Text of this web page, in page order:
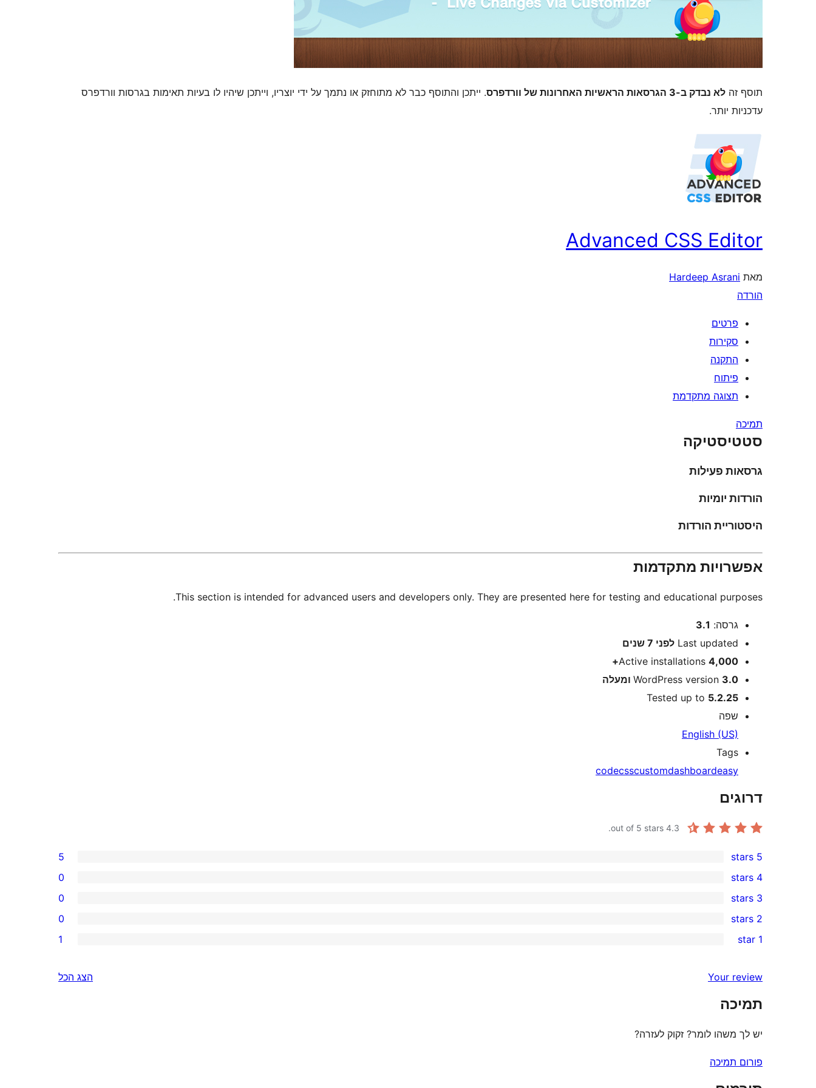
תוסף זה לא נבדק ב-3 הגרסאות הראשיות האחרונות של וורדפרס
. ייתכן והתוסף כבר לא מתוחזק או נתמך על ידי יוצריו, וייתכן שיהיו לו בעיות תאימות בגרסות וורדפרס
עדכניות יותר.
Advanced CSS Editor
מאת Hardeep Asrani
הורדה
פרטים
סקירות
התקנה
פיתוח
תצוגה מתקדמת
תמיכה
סטטיסטיקה
גרסאות פעילות
הורדות יומיות
היסטוריית הורדות
אפשרויות מתקדמות
This section is intended for advanced users and developers only. They are presented here for testing and educational purposes.
מטאגרסה: 3.1
Last updated לפני 7 שנים
Active installations 4,000+
WordPress version 3.0 ומעלה
Tested up to 5.2.25
שפה
English (US)
Tags
codecsscustomdashboardeasy
דרוגים
4.3
5
5-
star
reviews
5 stars
5
4-
star
reviews
4 stars
0
0
3-
star
3 stars
0
2-
reviews
2 stars
0
star
review
1 star
1
Your review הצג הכל
תמיכה
יש לך משהו לומר? זקוק לעזרה?
פורום תמיכה